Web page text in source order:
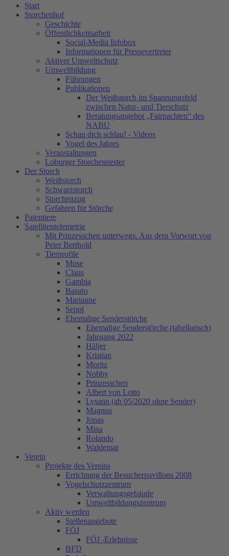
Start
Storchenhof
Geschichte
Öffentlichkeitsarbeit
Social-Media Infobox
Informationen für Pressevertreter
Aktiver Umweltschutz
Umweltbildung
Führungen
Publikationen
Der Weißstorch im Spannungsfeld
zwischen Natur- und Tierschutz
Beratungsangebot „Fairpachten“ des
NABU
Schau dich schlau! - Videos
Vogel des Jahres
Veranstaltungen
Loburger Storchennester
Der Storch
Weißstorch
Schwarzstorch
Storchenzug
Gefahren für Störche
Patentiere
Satellitentelemetrie
Mit Prinzesschen unterwegs. Aus dem Vorwort von
Peter Berthold
Tierprofile
Mose
Claus
Gambia
Basuto
Marianne
Seppl
Ehemalige Senderstörche
Ehemalige Senderstörche (tabellarisch)
Jahrgang 2022
Håljer
Kristian
Moritz
Nobby
Prinzesschen
Albert von Lotto
Lysann (ab 05/2020 ohne Sender)
Magnus
Jonas
Mina
Rolando
Waldemar
Verein
Projekte des Vereins
Errichtung der Besucherpavillons 2008
Vogelschutzzentrum
Verwaltungsgebäude
Umweltbildungszentrum
Aktiv werden
Stellenangebote
FÖJ
FÖJ -Erlebnisse
BFD